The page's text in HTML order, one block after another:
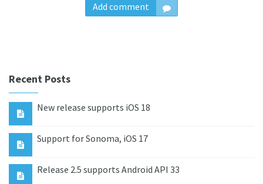
Add comment
Recent Posts
New release supports iOS 18
Support for Sonoma, iOS 17
Release 2.5 supports Android API 33